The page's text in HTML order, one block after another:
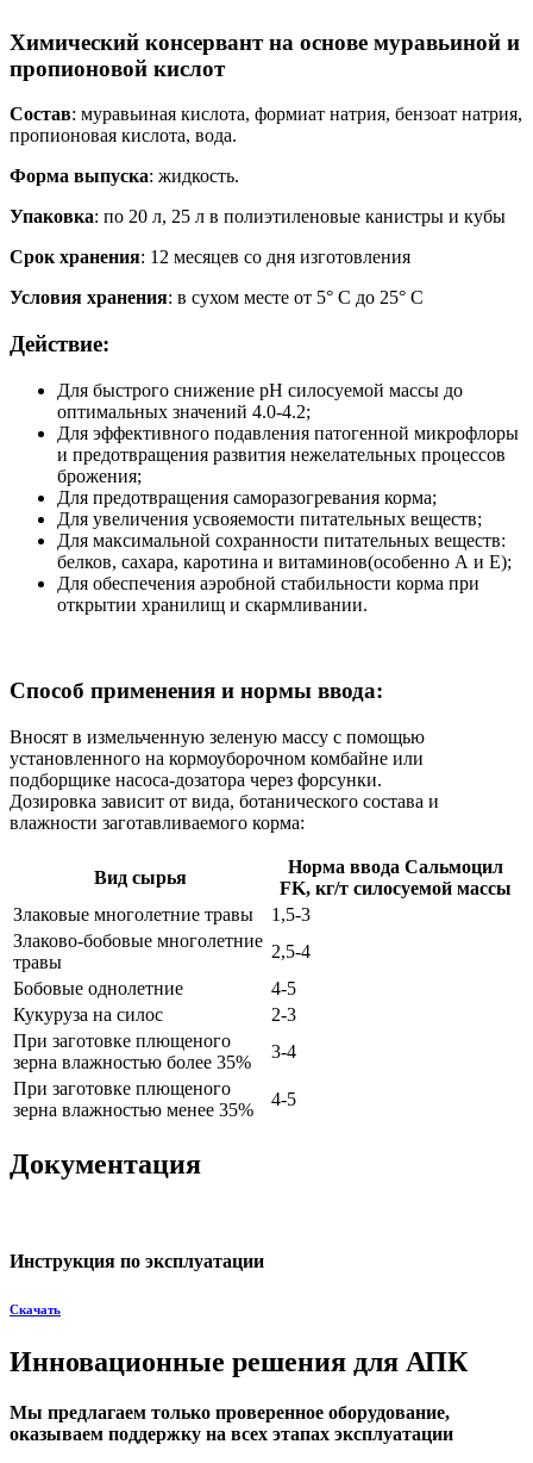
Химический консервант на основе муравьиной и
пропионовой кислот
Состав: муравьиная кислота, формиат натрия, бензоат натрия,
пропионовая кислота, вода.
Форма выпуска: жидкость.
Упаковка: по 20 л, 25 л в полиэтиленовые канистры и кубы
Срок хранения: 12 месяцев со дня изготовления
Условия хранения: в сухом месте от 5° С до 25° С
Действие:
Для быстрого снижение рН силосуемой массы до
оптимальных значений 4.0-4.2;
Для эффективного подавления патогенной микрофлоры
и предотвращения развития нежелательных процессов
брожения;
Для предотвращения саморазогревания корма;
Для увеличения усвояемости питательных веществ;
Для максимальной сохранности питательных веществ:
белков, сахара, каротина и витаминов(особенно А и Е);
Для обеспечения аэробной стабильности корма при
открытии хранилищ и скармливании.
Способ применения и нормы ввода:
Вносят в измельченную зеленую массу с помощью
установленного на кормоуборочном комбайне или
подборщике насоса-дозатора через форсунки.
Дозировка зависит от вида, ботанического состава и
влажности заготавливаемого корма:
Вид сырья
Норма ввода Сальмоцил
FK, кг/т силосуемой массы
Злаковые многолетние травы
1,5-3
Злаково-бобовые многолетние
травы
2,5-4
Бобовые однолетние
4-5
Кукуруза на силос
2-3
При заготовке плющеного
зерна влажностью более 35%
3-4
При заготовке плющеного
зерна влажностью менее 35%
4-5
Документация
Инструкция по эксплуатации
Скачать
Инновационные решения для АПК
Мы предлагаем только проверенное оборудование,
оказываем поддержку на всех этапах эксплуатации